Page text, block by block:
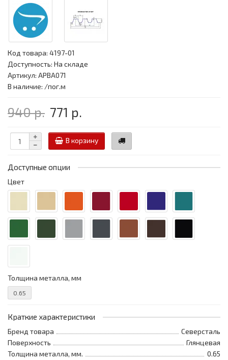
Код товара: 4197-01
Доступность: На складе
Артикул: APBA071
В наличие: /пог.м
940 р. 771 р.
В корзину
Доступные опции
Цвет
Толщина металла, мм
0.65
Краткие характеристики
Бренд товара
Северсталь
Поверхность
Глянцевая
Толщина металла, мм.
0.65